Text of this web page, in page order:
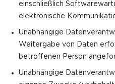
einschließlich
elektronische
Unabhängige
Weitergabe von Daten
betroffenen Person
Unabhängige